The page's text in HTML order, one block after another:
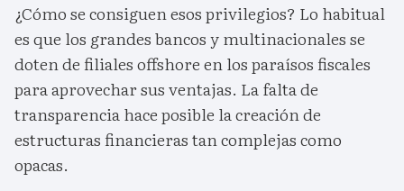
¿Cómo se consiguen esos privilegios? Lo habitual
es que los grandes bancos y multinacionales se
doten de filiales offshore en los paraísos fiscales
para aprovechar sus ventajas. La falta de
transparencia hace posible la creación de
estructuras financieras tan complejas como
opacas.